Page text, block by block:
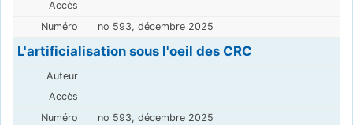
no 593, décembre 2025
L'artificialisation sous l'oeil des CRC
no 593, décembre 2025